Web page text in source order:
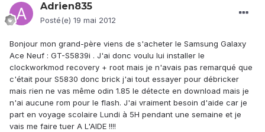
Adrien835
Posté(e) 19 mai 2012
Bonjour mon grand-père viens de s'acheter le Samsung Galaxy
Ace Neuf : GT-S5839i . J'ai donc voulu lui installer le
clockworkmod recovery + root mais je n'avais pas remarqué que
c'était pour S5830 donc brick j'ai tout essayer pour débricker
mais rien ne vas même odin 1.85 le détecte en download mais je
n'ai aucune rom pour le flash. J'ai vraiment besoin d'aide car je
part en voyage scolaire Lundi à 5H pendant une semaine et je
vais me faire tuer A L'AIDE !!!!